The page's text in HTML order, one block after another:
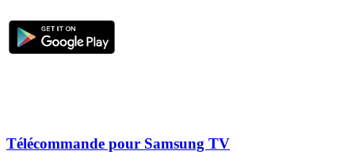
Télécommande pour Samsung TV